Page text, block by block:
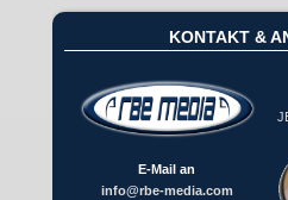
KONTAKT &
E-Mail an
info@rbe-media.com